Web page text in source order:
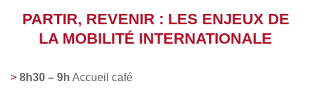
PARTIR, REVENIR : LES ENJEUX DE
LA MOBILITÉ INTERNATIONALE
8h30 – 9h Accueil café